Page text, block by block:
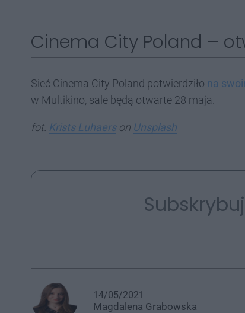
Cinema City Poland –
Sieć Cinema City Poland potwierdziło na
w Multikino, sale będą otwarte 28 maja.
fot. Krists Luhaerson Unsplash
14/05/2021
Magdalena Grabowska